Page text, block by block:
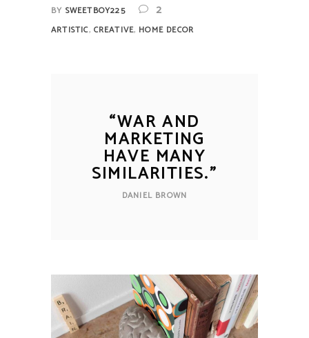
BY SWEETBOY225 2
ARTISTIC, CREATIVE, HOME DECOR
“WAR AND
MARKETING
HAVE MANY
SIMILARITIES.”
DANIEL BROWN